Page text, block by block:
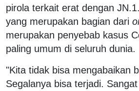
pirola terkait erat dengan
yang merupakan bagian dari
merupakan penyebab kasus
paling umum di seluruh dunia.
"Kita tidak bisa mengabaikan
Segalanya bisa terjadi.